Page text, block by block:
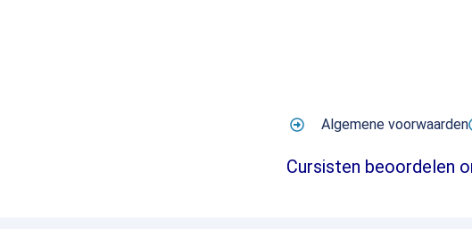
Algemene voorwaarden
Cursisten beoordelen